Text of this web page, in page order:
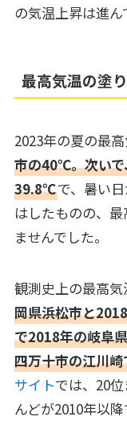
の気温上昇は進ん
最高気温の塗
2023年の夏の最高
市の40℃。次いで
39.8℃で、暑い
はしたものの、
ませんでした。
観測史上の最高気
岡県浜松市と
で2018年の岐阜
四万十市の江川
サイトでは、20
んどが2010年以降